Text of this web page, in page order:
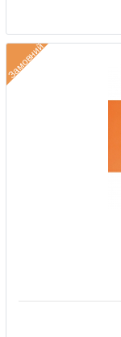
Замовний